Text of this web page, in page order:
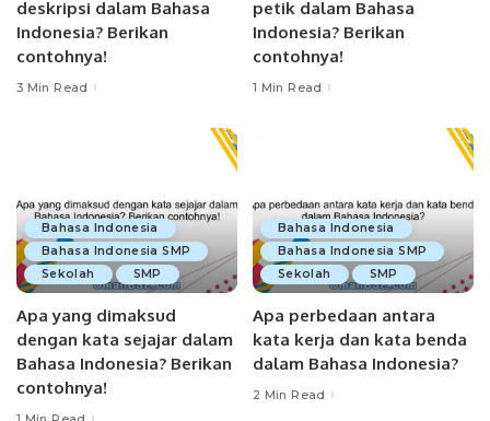
deskripsi dalam Bahasa
Indonesia? Berikan
contohnya!
3 Min Read
petik dalam Bahasa
Indonesia? Berikan
contohnya!
1 Min Read
Bahasa Indonesia
Bahasa Indonesia SMP
Sekolah
SMP
Apa yang dimaksud
dengan kata sejajar dalam
Bahasa Indonesia? Berikan
contohnya!
Bahasa Indonesia
Bahasa Indonesia SMP
Sekolah
SMP
Apa perbedaan antara
kata kerja dan kata benda
dalam Bahasa Indonesia?
2 Min Read